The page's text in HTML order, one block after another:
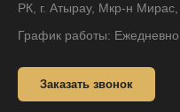
РК, г. Атырау, Мкр-н
График работы:
Заказать звонок